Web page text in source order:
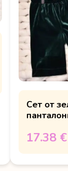
Сет от
17.38 €